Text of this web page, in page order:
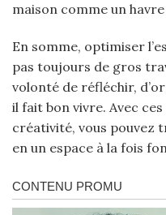
maison comme un havre
En somme, optimiser
pas toujours de gros
volonté de réfléchir,
il fait bon vivre. Avec
créativité, vous
en un espace à la fois